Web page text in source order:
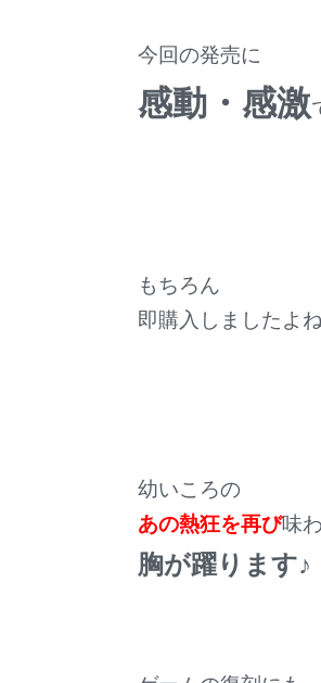
今回の発売に
感動・感激
もちろん
即購入しましたよ
幼いころの
あの熱狂を再び味
胸が躍ります♪